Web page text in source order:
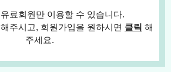
료회원만 이용할 수 있습니다.
해주시고, 회원가입을 원하시면 클릭 해
주세요.